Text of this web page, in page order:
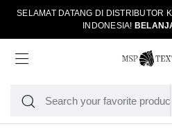
SELAMAT DATANG DI DISTRIBUTOR
INDONESIA!